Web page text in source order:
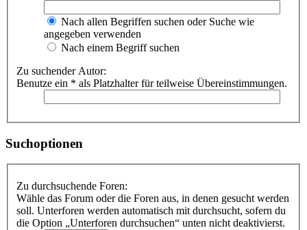
Nach allen Begriffen suchen oder Suche wie
angegeben verwenden
Nach einem Begriff suchen
Zu suchender Autor:
Benutze ein * als Platzhalter für teilweise Übereinstimmungen.
Suchoptionen
Zu durchsuchende Foren:
Wähle das Forum oder die Foren aus, in denen gesucht werden
soll. Unterforen werden automatisch mit durchsucht, sofern du
die Option „Unterforen durchsuchen“ unten nicht deaktivierst.